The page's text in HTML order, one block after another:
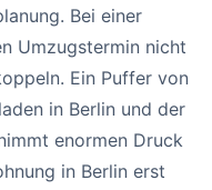
Bei einer
Umzugstermin nicht
Ein Puffer von
in Berlin und der
enormen Druck
in Berlin erst